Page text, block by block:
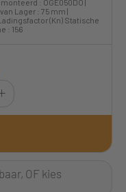
Lager : 75 mm |
(Kn) Statische
: 156
OF kies